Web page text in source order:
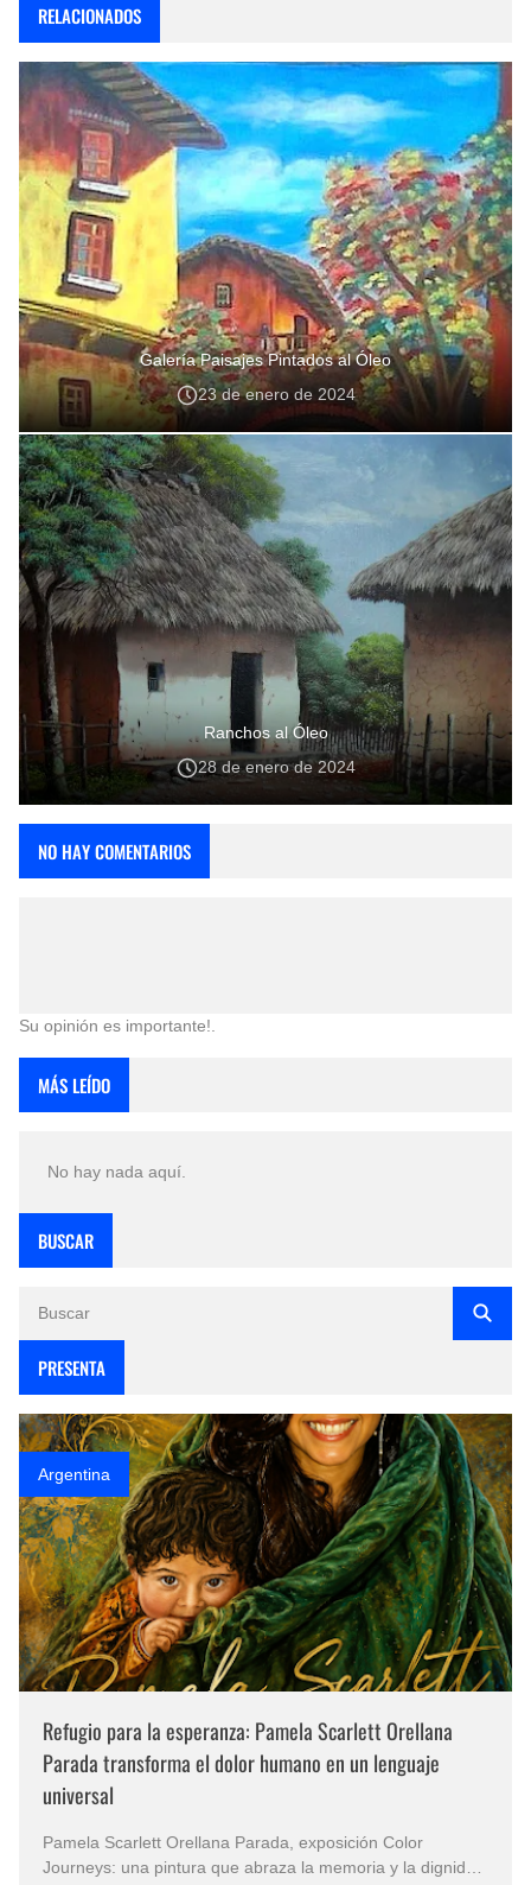
RELACIONADOS
Galería Paisajes Pintados al Óleo
23 de enero de 2024
Ranchos al Óleo
28 de enero de 2024
NO HAY COMENTARIOS
Su opinión es importante!.
MÁS LEÍDO
No hay nada aquí.
BUSCAR
PRESENTA
Argentina
Refugio para la esperanza: Pamela Scarlett Orellana
Parada transforma el dolor humano en un lenguaje
universal
Pamela Scarlett Orellana Parada, exposición Color
Journeys: una pintura que abraza la memoria y la dignidad